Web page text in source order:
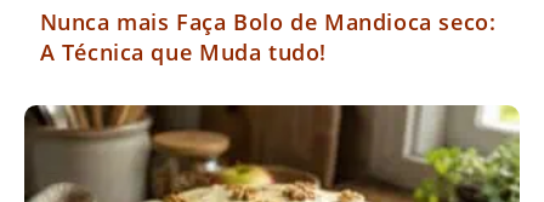
Nunca mais Faça Bolo de Mandioca seco:
A Técnica que Muda tudo!